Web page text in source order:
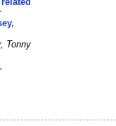
, Tonny